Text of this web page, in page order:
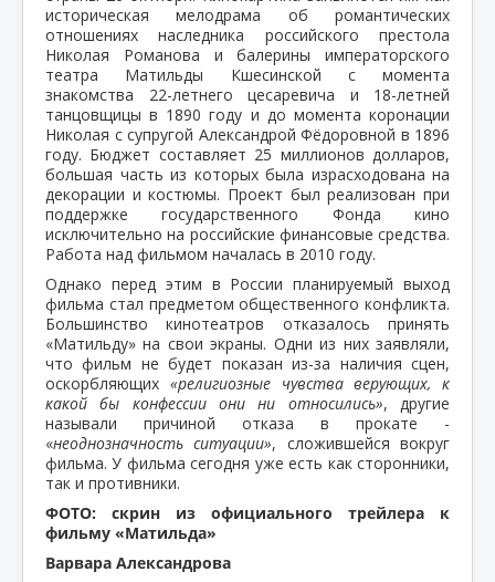
историческая мелодрама об романтических
отношениях наследника российского престола
Николая Романова и балерины императорского
театра Матильды Кшесинской с момента
знакомства 22-летнего цесаревича и 18-летней
танцовщицы в 1890 году и до момента коронации
Николая с супругой Александрой Фёдоровной в 1896
году. Бюджет составляет 25 миллионов долларов,
большая часть из которых была израсходована на
декорации и костюмы. Проект был реализован при
поддержке государственного Фонда кино
исключительно на российские финансовые средства.
Работа над фильмом началась в 2010 году.
Однако перед этим в России планируемый выход
фильма стал предметом общественного конфликта.
Большинство кинотеатров отказалось принять
«Матильду» на свои экраны. Одни из них заявляли,
что фильм не будет показан из-за наличия сцен,
оскорбляющих «религиозные чувства верующих, к
какой бы конфессии они ни относились», другие
называли причиной отказа в прокате -
«неоднозначность ситуации», сложившейся вокруг
фильма. У фильма сегодня уже есть как сторонники,
так и противники.
ФОТО: скрин из официального трейлера к
фильму «Матильда»
Варвара Александрова